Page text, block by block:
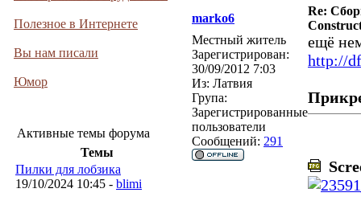
Полезное в Интернете
Вы нам писали
Юмор
Активные темы форума
Темы
Пилки для лобзика
19/10/2024 10:45 - blimi
marko6
Re:
Местный житель
Зарегистрирован:
30/09/2012 7:03
Из: Латвия
Група:
Зарегистрированные
пользователи
Сообщений: 291
ещё
http://